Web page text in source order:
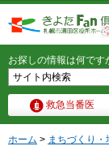
お探しの情報は何です
救急当番医
ホーム > まちづくり